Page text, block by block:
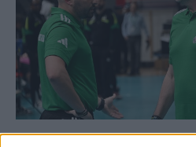
CHALLENGE CUP